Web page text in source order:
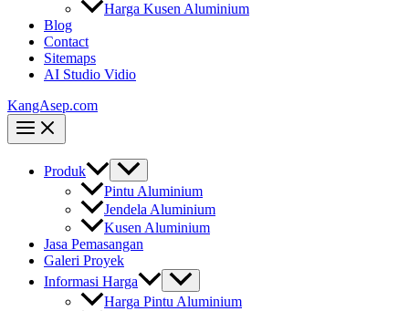
Harga Kusen Aluminium
Blog
Contact
Sitemaps
AI Studio Vidio
KangAsep.com
Produk
Pintu Aluminium
Jendela Aluminium
Kusen Aluminium
Jasa Pemasangan
Galeri Proyek
Informasi Harga
Harga Pintu Aluminium